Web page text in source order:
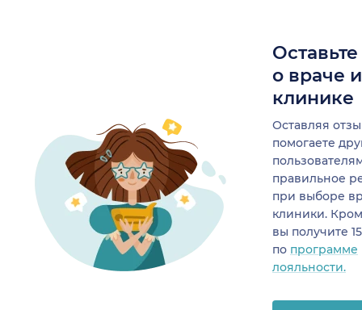
о враче
клинике
Оставляя
помогаете
правильное
при выборе
клиники.
вы получите
по программе
лояльности.